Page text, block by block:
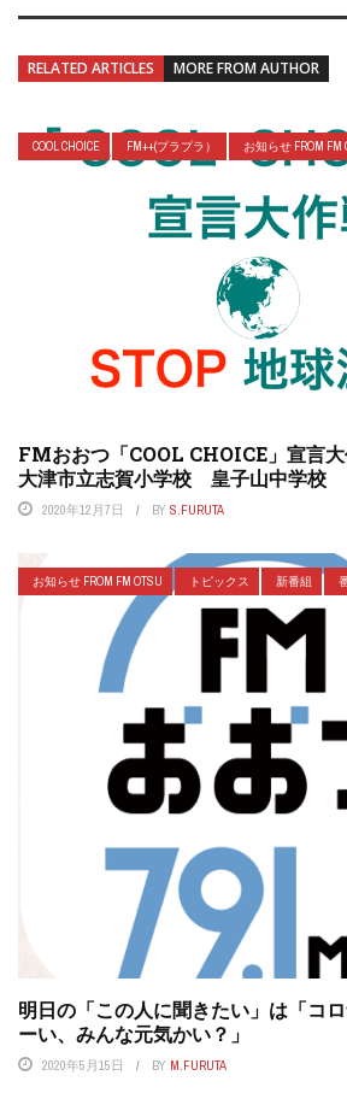
RELATED ARTICLES MORE FROM AUTHOR
COOL CHOICE FM++(プラプラ） お知らせ FROM FM
FMおおつ「COOL CHOICE」宣言
大津市立志賀小学校 皇子山中学校
2020年12月7日 BY S.FURUTA
お知らせ FROM FM OTSU トピックス 新番組
明日の「この人に聞きたい」は「コ
ーい、みんな元気かい？」
2020年5月15日 BY M.FURUTA